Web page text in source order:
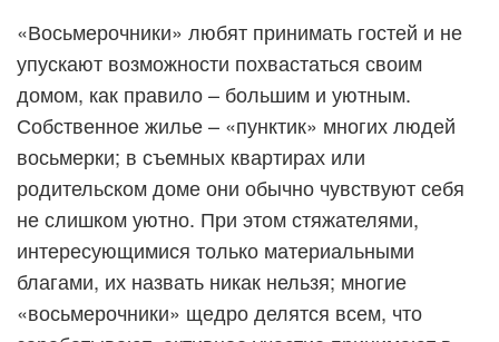
«Восьмерочники» любят принимать гостей и не
упускают возможности похвастаться своим
домом, как правило – большим и уютным.
Собственное жилье – «пунктик» многих людей
восьмерки; в съемных квартирах или
родительском доме они обычно чувствуют себя
не слишком уютно. При этом стяжателями,
интересующимися только материальными
благами, их назвать никак нельзя; многие
«восьмерочники» щедро делятся всем, что